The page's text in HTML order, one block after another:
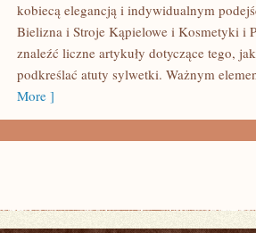
kobiecą elegancją i indywidualnym
Bielizna i Stroje Kąpielowe i Kosmetyki i
znaleźć liczne artykuły dotyczące tego,
podkreślać atuty sylwetki. Ważnym
More ]